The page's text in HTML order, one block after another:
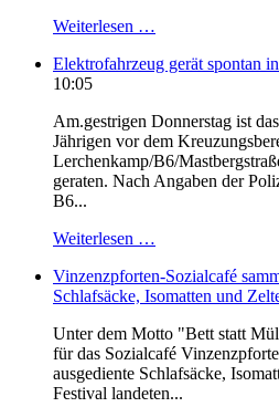
Weiterlesen …
Elektrofahrzeug gerät spontan
10:05
Am.gestrigen Donnerstag ist
Jährigen vor dem
Lerchenkamp/B6/
geraten. Nach Angaben der
B6...
Weiterlesen …
Vinzenzpforten-Sozialcafé
Schlafsäcke, Isomatten und
Unter dem Motto "Bett statt
für das Sozialcafé
ausgediente Schlafsäcke,
Festival landeten...